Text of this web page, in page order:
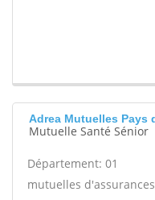
Adrea Mutuelles Pays
Mutuelle Santé Sénior
Département: 01
mutuelles d'assurances